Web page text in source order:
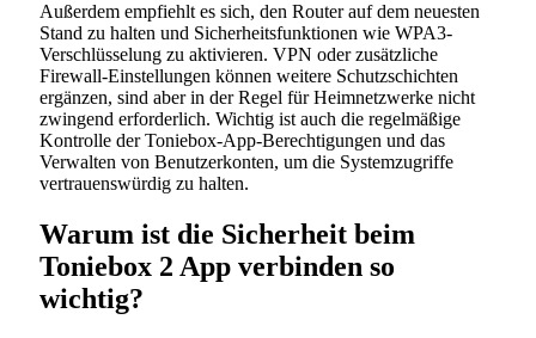
Außerdem empfiehlt es sich, den Router auf dem neuesten
Stand zu halten und Sicherheitsfunktionen wie WPA3-
Verschlüsselung zu aktivieren. VPN oder zusätzliche
Firewall-Einstellungen können weitere Schutzschichten
ergänzen, sind aber in der Regel für Heimnetzwerke nicht
zwingend erforderlich. Wichtig ist auch die regelmäßige
Kontrolle der Toniebox-App-Berechtigungen und das
Verwalten von Benutzerkonten, um die Systemzugriffe
vertrauenswürdig zu halten.
Warum ist die Sicherheit beim
Toniebox 2 App verbinden so
wichtig?